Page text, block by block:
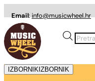
Email:info@musicwheel.hr
IZBORNIK IZBORNIK